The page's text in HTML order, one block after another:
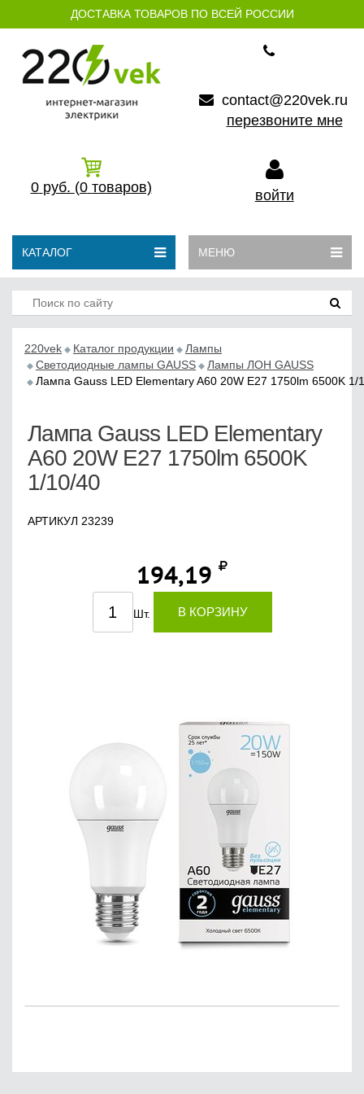
ДОСТАВКА ТОВАРОВ ПО ВСЕЙ РОССИИ
contact@220vek.ru
перезвоните мне
0 руб. (0 товаров) войти
КАТАЛОГ МЕНЮ
220vek Каталог продукции
Лампы
Светодиодные лампы GAUSS
Лампы ЛОН GAUSS
Лампа Gauss LED Elementary A60 20W E27 1750lm 6500K 1/
Лампа Gauss LED Elementary
A60 20W E27 1750lm 6500K
1/10/40
АРТИКУЛ 23239
194,19
Шт. В КОРЗИНУ